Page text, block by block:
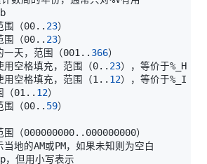
（00.. 23
（00.. 23
天，范围（001 .. 366
空格填充，范围（0.. 23
空格填充，范围（1 .. 12
01 .. 12
（00.. 59
（000000000..